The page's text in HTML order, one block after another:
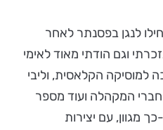
לנגן בפסנתר לאחר
וגם הודתי מאוד לאימי
למוסיקה הקלאסית, וליבי
המקהלה ועוד מספר
מגוון, עם יצירות